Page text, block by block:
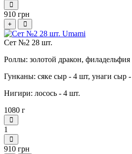
910 грн
+
Сет №2 28 шт.
Роллы: золотой дракон, филадельфия
Гунканы: сяке сыр - 4 шт, унаги сыр
Нигири: лосось - 4 шт.
1080 г
1
910 грн